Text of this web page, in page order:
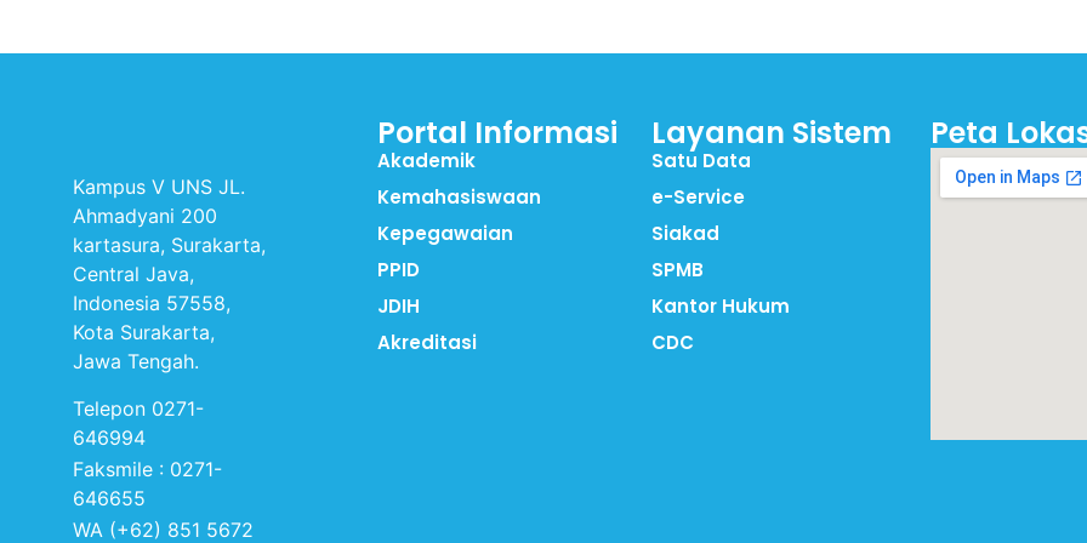
Kampus V UNS JL.
Ahmadyani 200
kartasura, Surakarta,
Central Java,
Indonesia 57558,
Kota Surakarta,
Jawa Tengah.
Telepon 0271-
646994
Faksmile : 0271-
646655
WA (+62) 851 5672
Portal Informasi
Akademik
Kemahasiswaan
Kepegawaian
PPID
JDIH
Akreditasi
Layanan Sistem
Satu Data
e-Service
Siakad
SPMB
Kantor Hukum
CDC
Peta